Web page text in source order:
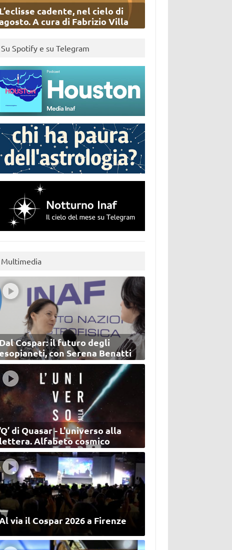
L’eclisse cadente, nel cielo di
A cura di Fabrizio Villa
Su Spotify e su Telegram
Multimedia
Dal Cospar: il futuro degli
esopianeti, con Serena Benatti
di Quasar - L'universo alla
lettera. Alfabeto cosmico
via il Cospar 2026 a Firenze